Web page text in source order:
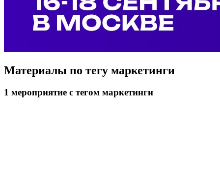
Материалы по тегу маркетинги
1 мероприятие с тегом маркетинги